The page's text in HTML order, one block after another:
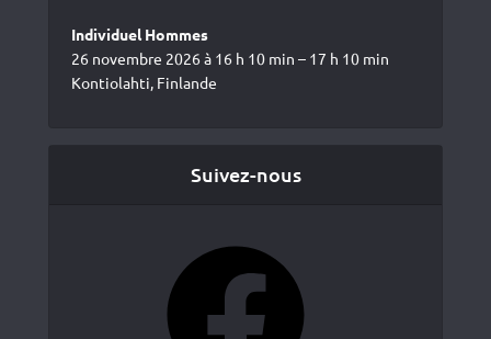
Individuel Hommes
26 novembre 2026 à 16 h 10 min – 17 h 10 min
Kontiolahti, Finlande
Suivez-nous